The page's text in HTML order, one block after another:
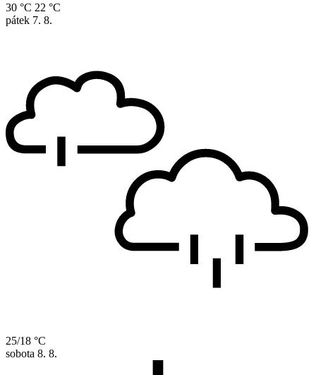
30 °C 22 °C
pátek 7. 8.
25/18 °C
sobota 8. 8.